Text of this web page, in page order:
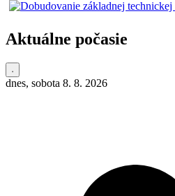
Aktuálne počasie
dnes, sobota 8. 8. 2026